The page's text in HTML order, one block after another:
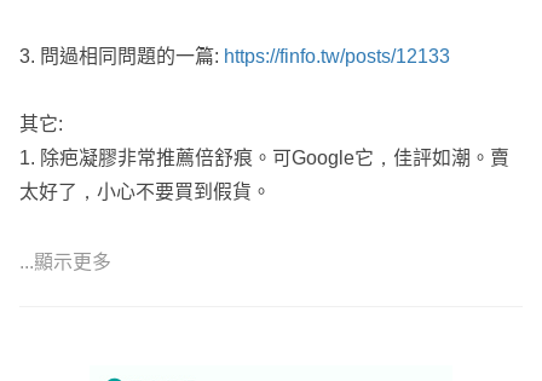
☀️ 依照預算規劃內容，不做灌水單
🌟 低保費高保障
🎯 不隨意請客戶解舊約，新保單補強部分不足
⛄ 全台北中南跑透透
❄️ 出沒DCARD保險業版
3. 問過相同問題的一篇: https://finfo.tw/posts/12133
其它:
1. 除疤凝膠非常推薦倍舒痕。可Google它，佳評如潮。賣
太好了，小心不要買到假貨。
2. 若傷口癒合不良、有問題、想處理疤痕，且超出產科專
...顯示更多